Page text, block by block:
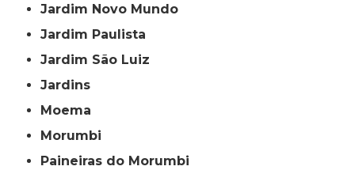
Jardim Novo Mundo
Jardim Paulista
Jardim São Luiz
Jardins
Moema
Morumbi
Paineiras do Morumbi